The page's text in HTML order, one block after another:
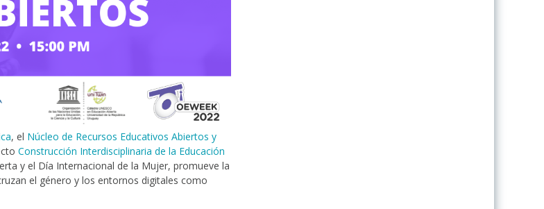
, el Núcleo de Recursos Educativos Abiertos y
Construcción Interdisciplinaria de la Educación
y el Día Internacional de la Mujer, promueve la
el género y los entornos digitales como